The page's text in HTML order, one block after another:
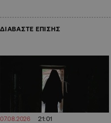
ΔΙΑΒΑΣΤΕ ΕΠΙΣΗΣ
07.08.2026 21:01